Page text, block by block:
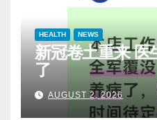
HEALTH NEWS
新冠卷土重来 医
了
AUGUST 2, 2026